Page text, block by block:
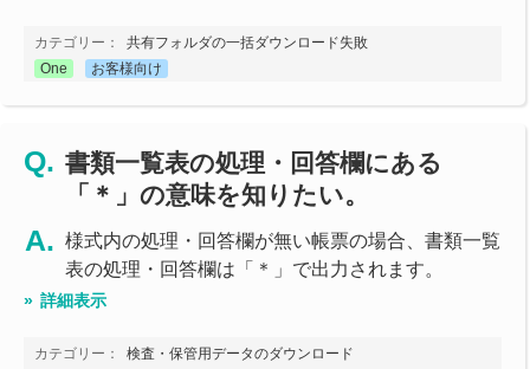
カテゴリー：
共有フォルダの一括ダウンロード失敗
One
お客様向け
書類一覧表の処理・回答欄にある
「＊」の意味を知りたい。
様式内の処理・回答欄が無い帳票の場合、書類一覧
表の処理・回答欄は「＊」で出力されます。
詳細表示
カテゴリー：
検査・保管用データのダウンロード